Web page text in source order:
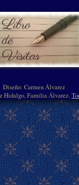
Diseño: Carmen Álvarez
Hidalgo, Familia Álvarez.